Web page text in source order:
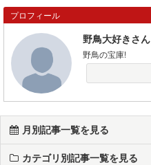
プロフィール
野鳥大好きさん
野鳥の宝庫!
月別記事一覧を見る
カテゴリ別記事一覧を見る